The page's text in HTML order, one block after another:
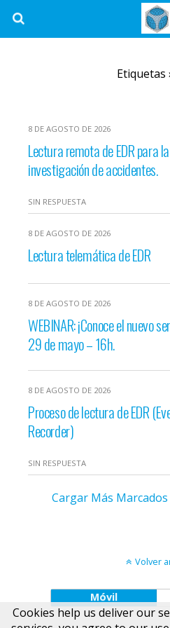
Etiquetas
8 DE AGOSTO DE 2026
Lectura remota de EDR para la
investigación de accidentes.
SIN RESPUESTA
8 DE AGOSTO DE 2026
Lectura telemática de EDR
8 DE AGOSTO DE 2026
WEBINAR: ¡Conoce el nuevo
29 de mayo – 16h.
8 DE AGOSTO DE 2026
Proceso de lectura de EDR
Recorder)
SIN RESPUESTA
Cargar Más
Volver
Móvil
Cookies help us deliver our